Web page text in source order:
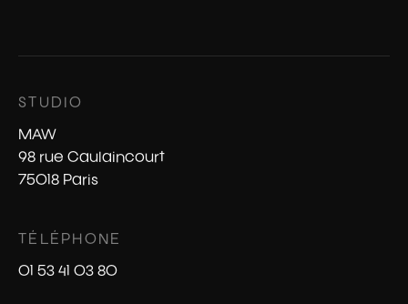
STUDIO
MAW
98 rue Caulaincourt
75018 Paris
TÉLÉPHONE
01 53 41 03 80